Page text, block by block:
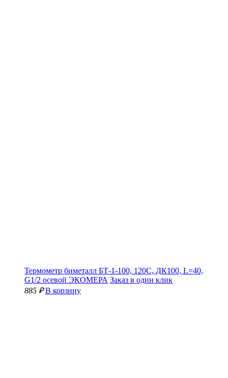
Термометр биметалл БТ-1-100, 120С, ДК100, L=40,
G1/2 осевой ЭКОМЕРА Заказ в один клик
885 ₽ В корзину